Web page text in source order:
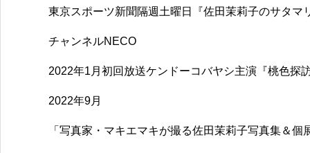
東京スポーツ新聞隔週土曜日『佐田茉莉子のサタマ
チャンネルNECO
2022年1月初回放送ケンドーコバヤシ主演『桃色
2022年9月
「写真家・マキエマキが撮る佐田茉莉子写真集＆個